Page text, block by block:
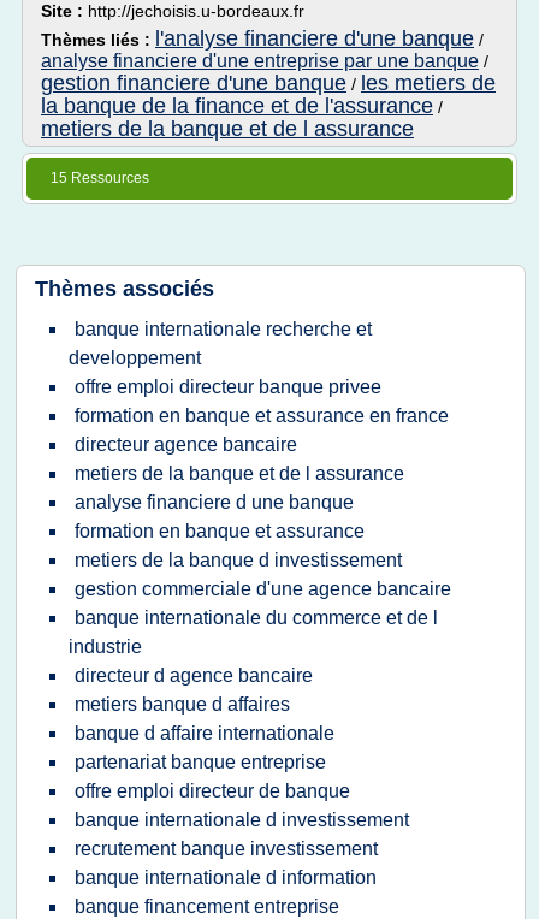
Site : http://jechoisis.u-bordeaux.fr
Thèmes liés :
l'analyse financiere d'une banque /
analyse financiere d'une entreprise par une banque /
gestion financiere d'une banque / les metiers de
la banque de la finance et de l'assurance /
metiers de la banque et de l assurance
15 Ressources
Thèmes associés
banque internationale recherche et
developpement
offre emploi directeur banque privee
formation en banque et assurance en france
directeur agence bancaire
metiers de la banque et de l assurance
analyse financiere d une banque
formation en banque et assurance
metiers de la banque d investissement
gestion commerciale d'une agence bancaire
banque internationale du commerce et de l
industrie
directeur d agence bancaire
metiers banque d affaires
banque d affaire internationale
partenariat banque entreprise
offre emploi directeur de banque
banque internationale d investissement
recrutement banque investissement
banque internationale d information
banque financement entreprise